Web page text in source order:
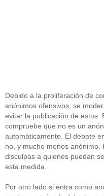
Debido a la proliferación de
anónimos ofensivos, se
evitar la publicación de estos.
compruebe que no es un
automáticamente. El debate
no, y mucho menos anónimo.
disculpas a quienes puedan
esta medida.
Por otro lado si entra como